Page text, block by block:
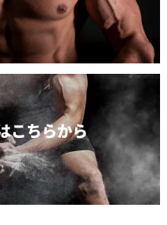
こちらから